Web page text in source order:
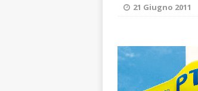
21 Giugno 2011